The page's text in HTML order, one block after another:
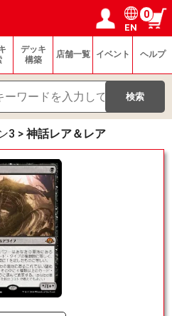
ン／会員登録
ージ
EN
0
デッキ
構築
店舗一覧 イベント ヘルプ
3 > 神話レア＆レア